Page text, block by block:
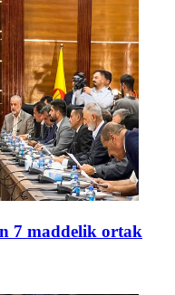
7 maddelik ortak